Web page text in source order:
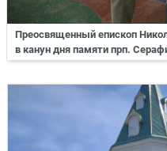
Преосвященный епископ
в канун дня памяти прп.